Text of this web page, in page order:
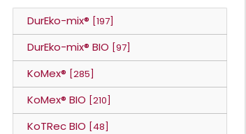
DurEko-mix® [197]
DurEko-mix® BIO [97]
KoMex® [285]
KoMex® BIO [210]
KoTRec BIO [48]